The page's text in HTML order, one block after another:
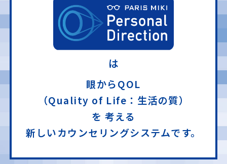
は
眼からQOL
（Quality of Life：生活の質）
を 考える
新しいカウンセリングシステムです。